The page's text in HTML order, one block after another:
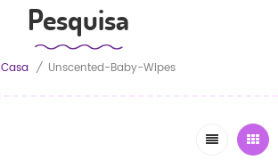
Pesquisa
Casa / Unscented-Baby-Wipes